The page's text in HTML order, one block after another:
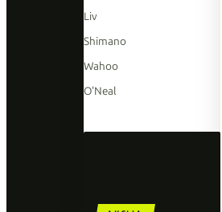
Liv
Shimano
Wahoo
O'Neal